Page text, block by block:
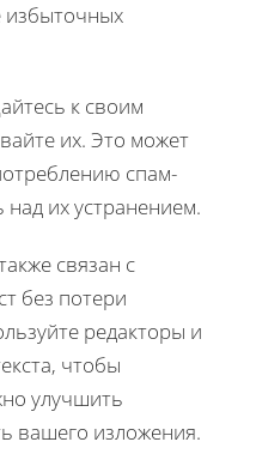
избыточных
к своим
их. Это может
спам-
их устранением.
связан с
без потери
редакторы и
чтобы
улучшить
вашего изложения.